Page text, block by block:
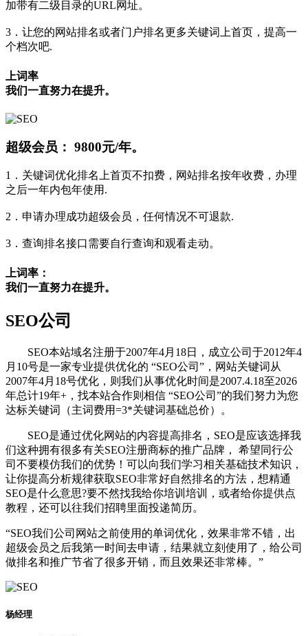
加带有二级目录的URL网址。
3．让您的网站排名或者门户排名更多关键词上首页，提高一
个档次吧.
上词率
我们一直努力在提升。
超级会员： 9800元/年。
1．关键词优化排名上首页不扣费，网站排名按年收费，办理
之后一年内包年使用.
2．申请办理成功超级会员，任何情况不可退款.
3．查询排名接口需要自行查询和观看走动。
上词率：
我们一直努力在提升。
SEO公司
SEO本站域名注册于2007年4月18日，成立公司于2012年4
月10号是一家专业提供优化的 “SEO公司”，网站关键词从
2007年4月18号优化，则我们从事优化时间是2007.4.18至2026
年总计19年+，找本站合作则相信 “SEO公司”的我们努力为您
达标关键词（主词费用=3*关键词基础总价）。
SEO是通过优化网站的内容提高排名，SEO是应该选择我
们这种拥有很多有关SEO注册商标的推广品牌， 希望同行公
司不要模仿我们的优势！可以向我们学习相关基础技术知识，
让你提高分析规律获取SEO非常好自然排名的方法，想精通
SEO是什么意思?要不然找我给你培训培训，或者给你提供点
教程，还可以往我们招聘里面投递简历。
“SEO我们公司网站之前使用的单词优化，效果非常不错，出
超级会员之后我第一时间去申请，结果就立刻使用了，给公司
做排名和推广节省了很多开销，而且效果还非常棒。”
杨经理